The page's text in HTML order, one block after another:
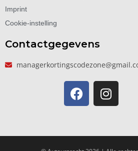
Imprint
Cookie-instelling
Contactgegevens